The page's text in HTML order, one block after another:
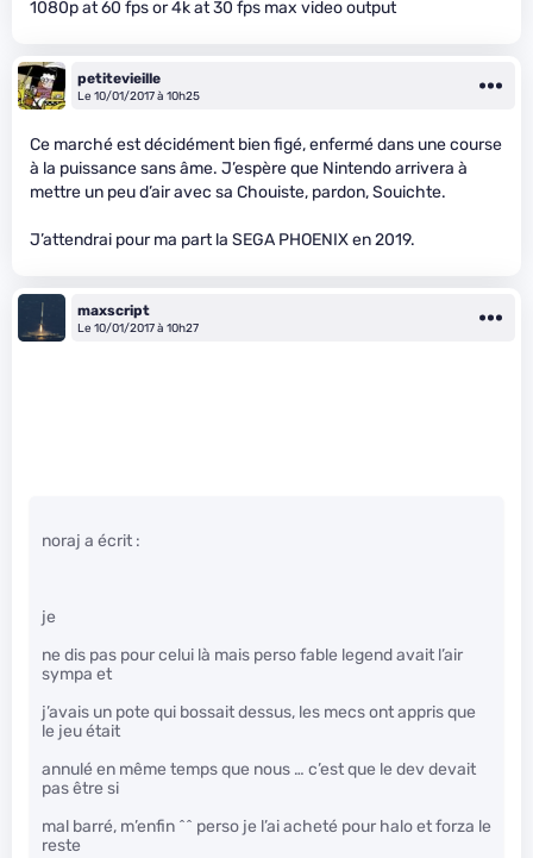
1080p at 60 fps or 4k at 30 fps max video output
petitevieille
Le 10/01/2017 à 10h25
Ce marché est décidément bien figé, enfermé dans une course
à la puissance sans âme. J’espère que Nintendo arrivera à
mettre un peu d’air avec sa Chouiste, pardon, Souichte.
J’attendrai pour ma part la SEGA PHOENIX en 2019.
maxscript
Le 10/01/2017 à 10h27
noraj a écrit :
je
ne dis pas pour celui là mais perso fable legend avait l’air
sympa et
j’avais un pote qui bossait dessus, les mecs ont appris que
le jeu était
annulé en même temps que nous … c’est que le dev devait
pas être si
mal barré, m’enfin ^^ perso je l’ai acheté pour halo et forza le
reste